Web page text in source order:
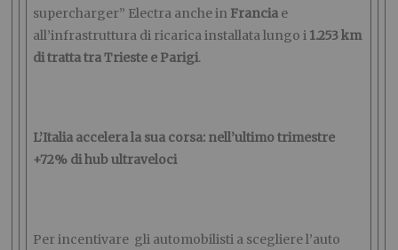
supercharger” Electra anche in Francia e
all’infrastruttura di ricarica installata lungo i 1.253 km
di tratta tra Trieste e Parigi.
L’Italia accelera la sua corsa: nell’ultimo trimestre
+72% di hub ultraveloci
Per incentivare gli automobilisti a scegliere l’auto